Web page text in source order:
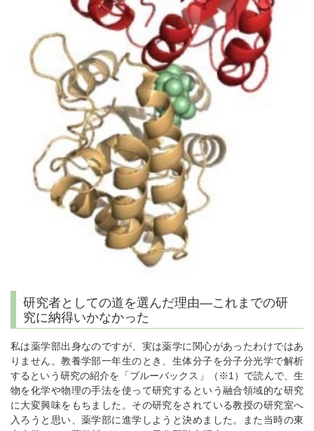
研究者としての道を選んだ理由―これまでの研
究に納得いかなかった
私は薬学部出身なのですが、実は薬学に関心があったわけではあ
りません。教養学部一年生のとき、生体分子を分子分光学で解析
するという研究の紹介を「ブルーバックス」（※1）で読んで、生
物を化学や物理の手法を使って研究するという融合領域的な研究
に大変興味をもちました。その研究をされている教授の研究室へ
入ろうと思い、薬学部に進学しようと決めました。また当時の東